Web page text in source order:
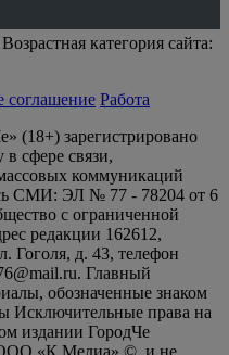
категория сайта:
соглашение Работа
(18+) зарегистрировано
сфере связи,
коммуникаций
СМИ: ЭЛ № 77 - 78204 от 6
с ограниченной
редакции 162612,
Гоголя, д. 43, телефон
Главный
обозначенные знаком
Исключительные права на
издании ГородЧе
ООО «К Медиа» ©, и не